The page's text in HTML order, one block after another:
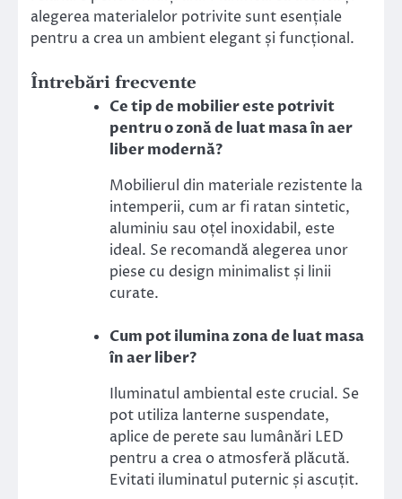
alegerea materialelor potrivite sunt esențiale
pentru a crea un ambient elegant și funcțional.
Întrebări frecvente
Ce tip de mobilier este potrivit
pentru o zonă de luat masa în aer
liber modernă?
Mobilierul din materiale rezistente la
intemperii, cum ar fi ratan sintetic,
aluminiu sau oțel inoxidabil, este
ideal. Se recomandă alegerea unor
piese cu design minimalist și linii
curate.
Cum pot ilumina zona de luat masa
în aer liber?
Iluminatul ambiental este crucial. Se
pot utiliza lanterne suspendate,
aplice de perete sau lumânări LED
pentru a crea o atmosferă plăcută.
Evitati iluminatul puternic și ascuțit.